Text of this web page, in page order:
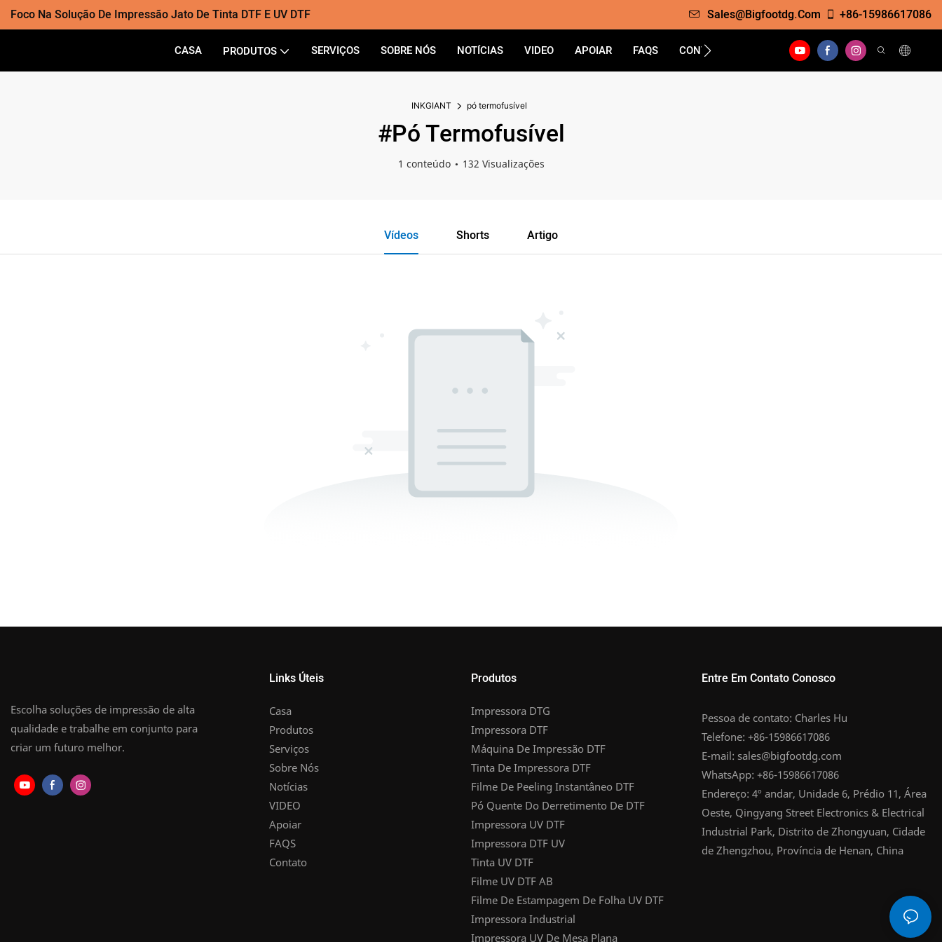
Foco Na Solução De Impressão Jato De Tinta DTF E UV DTF Sales@bigfootdg.com +86-15986617086
CASA PRODUTOS SERVIÇOS SOBRE NÓS NOTÍCIAS VIDEO APOIAR FAQS CONTATO
INKGIANT pó termofusível
#pó Termofusível
1 conteúdo 132 Visualizações
Vídeos Shorts Artigo
Escolha soluções de impressão de alta
qualidade e trabalhe em conjunto para
criar um futuro melhor.
Links Úteis
Casa
Produtos
Serviços
Sobre Nós
Notícias
VIDEO
Apoiar
FAQS
Contato
Produtos
Impressora DTG
Impressora DTF
Máquina De Impressão DTF
Tinta De Impressora DTF
Filme De Peeling Instantâneo DTF
Pó Quente Do Derretimento De DTF
Impressora UV DTF
Impressora DTF UV
Tinta UV DTF
Filme UV DTF AB
Filme De Estampagem De Folha UV DTF
Impressora Industrial
Impressora UV De Mesa Plana
Entre Em Contato Conosco
Pessoa de contato: Charles Hu
Telefone: +86-15986617086
E-mail: sales@bigfootdg.com
WhatsApp: +86-15986617086
Endereço: 4º andar, Unidade 6, Prédio 11, Área
Oeste, Qingyang Street Electronics & Electrical
Industrial Park, Distrito de Zhongyuan, Cidade
de Zhengzhou, Província de Henan, China